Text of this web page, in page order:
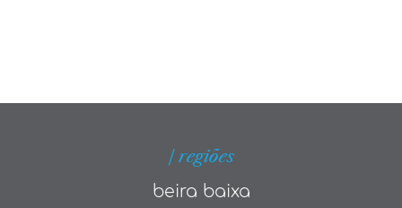
| regiões
beira baixa